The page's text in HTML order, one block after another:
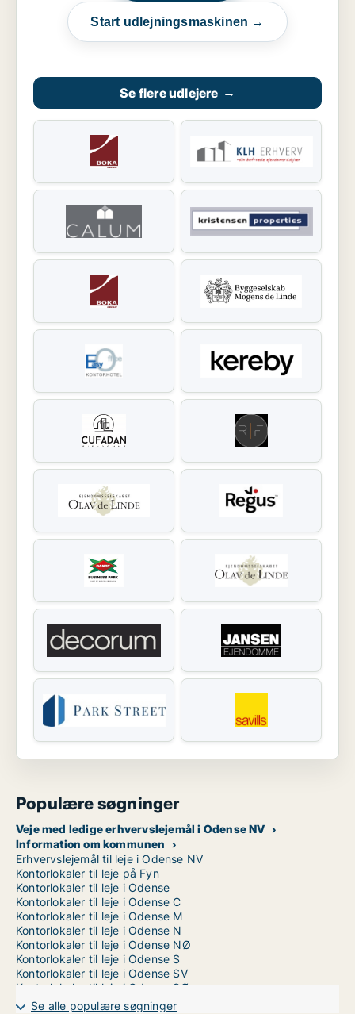
Start udlejningsmaskinen →
Se flere udlejere →
Populære søgninger
Veje med ledige erhvervslejemål i Odense NV
Information om kommunen
Erhvervslejemål til leje i Odense NV
Kontorlokaler til leje på Fyn
Kontorlokaler til leje i Odense
Kontorlokaler til leje i Odense C
Kontorlokaler til leje i Odense M
Kontorlokaler til leje i Odense N
Kontorlokaler til leje i Odense NØ
Kontorlokaler til leje i Odense S
Kontorlokaler til leje i Odense SV
Kontorlokaler til leje i Odense SØ
Kontorlokaler til leje i Odense V
Se alle populære søgninger